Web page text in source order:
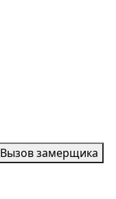
Вызов замерщика